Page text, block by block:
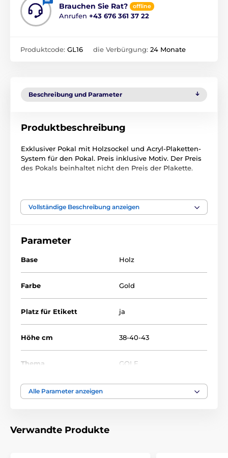
Brauchen Sie Rat? offline
Anrufen +43 676 361 37 22
Produktcode: GL16 die Verbürgung: 24 Monate
Beschreibung und Parameter
Produktbeschreibung
Exklusiver Pokal mit Holzsockel und Acryl-Plaketten-
System für den Pokal. Preis inklusive Motiv. Der Preis
des Pokals beinhaltet nicht den Preis der Plakette.
Das Produkt ist in Kategorien eingeteilt
Vollständige Beschreibung anzeigen
Parameter
Base Holz
Farbe Gold
Platz für Etikett ja
Höhe cm 38-40-43
Thema GOLF
Auszeichnungstyp
Alle Parameter anzeigen
Verwandte Produkte